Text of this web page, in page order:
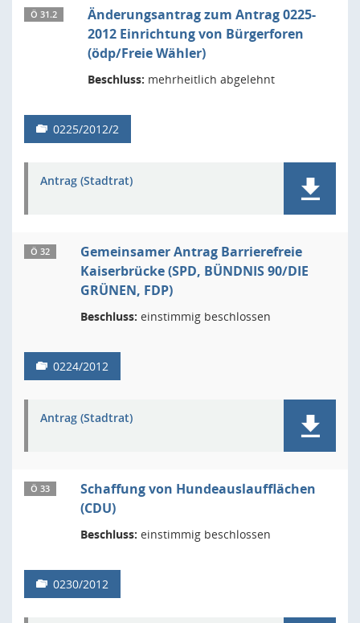
Ö 31.2
Änderungsantrag zum Antrag 0225-
2012 Einrichtung von Bürgerforen
(ödp/Freie Wähler)
Beschluss: mehrheitlich abgelehnt
0225/2012/2
Antrag (Stadtrat)
Ö 32
Gemeinsamer Antrag Barrierefreie
Kaiserbrücke (SPD, BÜNDNIS 90/DIE
GRÜNEN, FDP)
Beschluss: einstimmig beschlossen
0224/2012
Antrag (Stadtrat)
Ö 33
Schaffung von Hundeauslaufflächen
(CDU)
Beschluss: einstimmig beschlossen
0230/2012